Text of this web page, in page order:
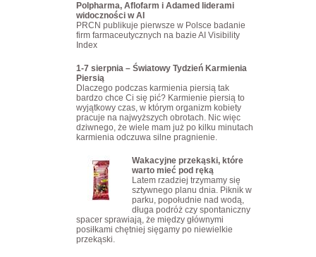
Polpharma, Aflofarm i Adamed liderami
widoczności w AI
PRCN publikuje pierwsze w Polsce badanie
firm farmaceutycznych na bazie AI Visibility
Index
1-7 sierpnia – Światowy Tydzień Karmienia
Piersią
Dlaczego podczas karmienia piersią tak
bardzo chce Ci się pić? Karmienie piersią to
wyjątkowy czas, w którym organizm kobiety
pracuje na najwyższych obrotach. Nic więc
dziwnego, że wiele mam już po kilku minutach
karmienia odczuwa silne pragnienie.
Wakacyjne przekąski, które
warto mieć pod ręką
Latem rzadziej trzymamy się
sztywnego planu dnia. Piknik w
parku, popołudnie nad wodą,
długa podróż czy spontaniczny
spacer sprawiają, że między głównymi
posiłkami chętniej sięgamy po niewielkie
przekąski.